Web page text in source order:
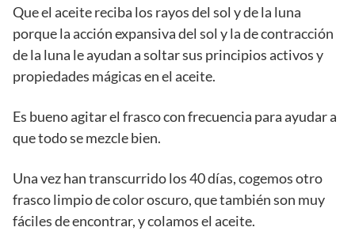
Que el aceite reciba los rayos del sol y de la luna
porque la acción expansiva del sol y la de contracción
de la luna le ayudan a soltar sus principios activos y
propiedades mágicas en el aceite.
Es bueno agitar el frasco con frecuencia para ayudar a
que todo se mezcle bien.
Una vez han transcurrido los 40 días, cogemos otro
frasco limpio de color oscuro, que también son muy
fáciles de encontrar, y colamos el aceite.